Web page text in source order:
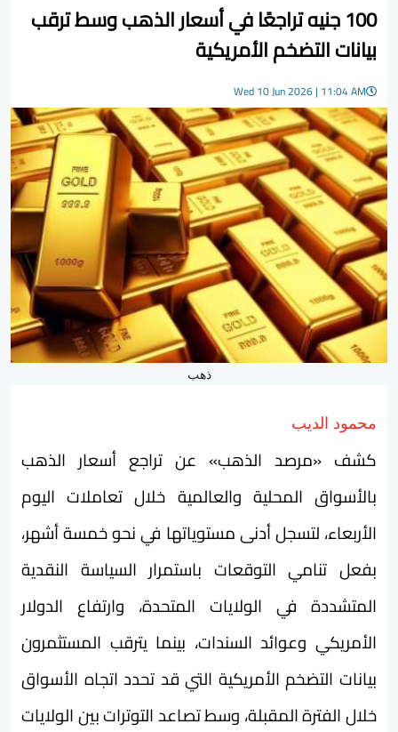
100 جنيه تراجعًا في أسعار الذهب وسط ترقب
بيانات التضخم الأمريكية
Wed 10 Jun 2026 | 11:04 AM
ذهب
محمود الديب
كشف «مرصد الذهب» عن تراجع أسعار الذهب
بالأسواق المحلية والعالمية خلال تعاملات اليوم
الأربعاء، لتسجل أدنى مستوياتها في نحو خمسة أشهر،
بفعل تنامي التوقعات باستمرار السياسة النقدية
المتشددة في الولايات المتحدة، وارتفاع الدولار
الأمريكي وعوائد السندات، بينما يترقب المستثمرون
بيانات التضخم الأمريكية التي قد تحدد اتجاه الأسواق
خلال الفترة المقبلة، وسط تصاعد التوترات بين الولايات